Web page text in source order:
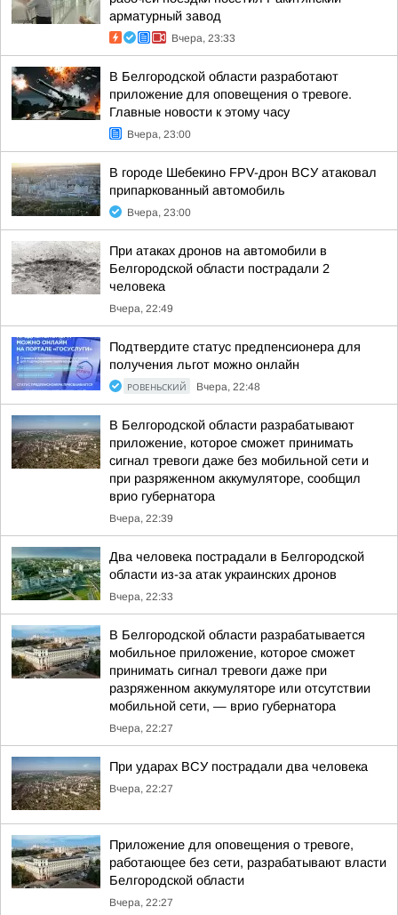
арматурный завод
Вчера, 23:33
В Белгородской области разработают
приложение для оповещения о тревоге.
Главные новости к этому часу
Вчера, 23:00
В городе Шебекино FPV-дрон ВСУ атаковал
припаркованный автомобиль
Вчера, 23:00
При атаках дронов на автомобили в
Белгородской области пострадали 2
человека
Вчера, 22:49
Подтвердите статус предпенсионера для
получения льгот можно онлайн
РОВЕНЬСКИЙ Вчера, 22:48
В Белгородской области разрабатывают
приложение, которое сможет принимать
сигнал тревоги даже без мобильной сети и
при разряженном аккумуляторе, сообщил
врио губернатора
Вчера, 22:39
Два человека пострадали в Белгородской
области из-за атак украинских дронов
Вчера, 22:33
В Белгородской области разрабатывается
мобильное приложение, которое сможет
принимать сигнал тревоги даже при
разряженном аккумуляторе или отсутствии
мобильной сети, — врио губернатора
Вчера, 22:27
При ударах ВСУ пострадали два человека
Вчера, 22:27
Приложение для оповещения о тревоге,
работающее без сети, разрабатывают власти
Белгородской области
Вчера, 22:27